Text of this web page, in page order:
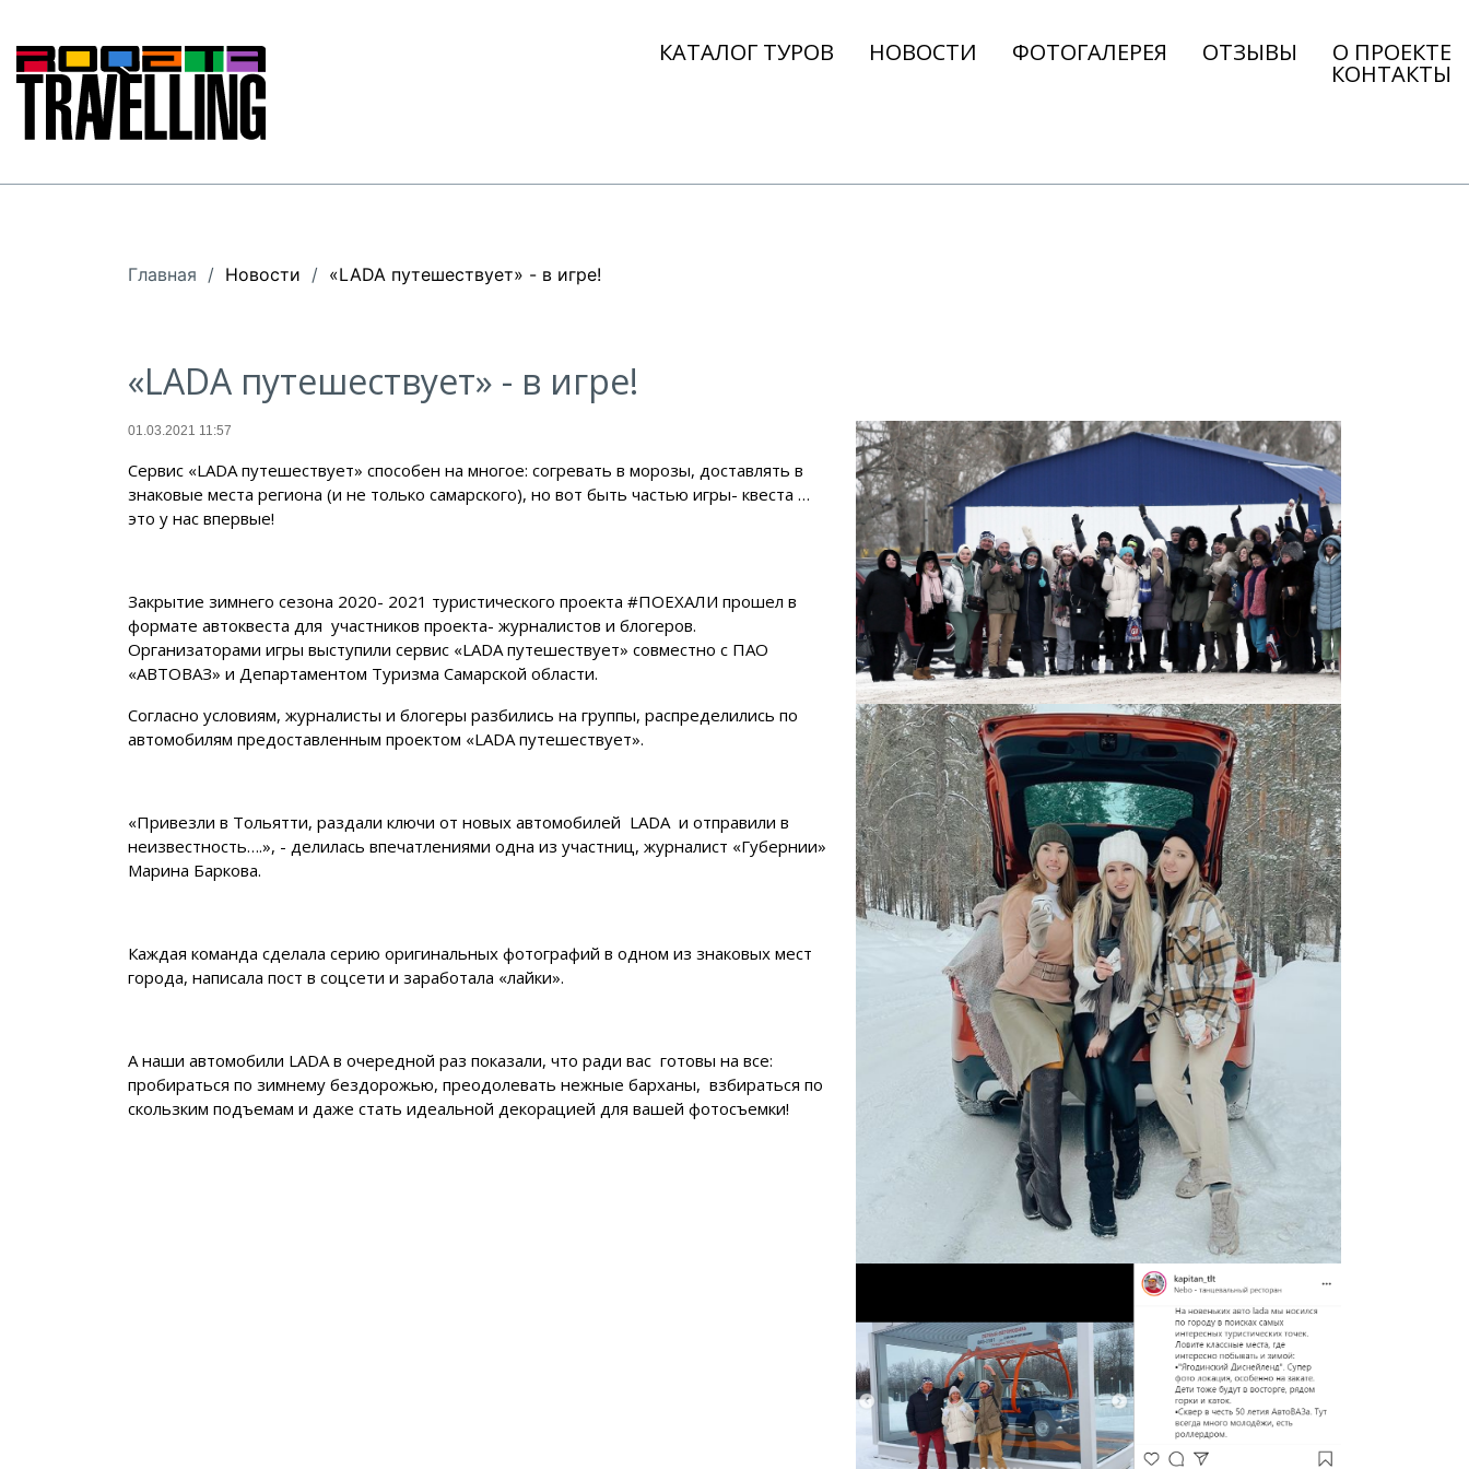
КАТАЛОГ ТУРОВ НОВОСТИ ФОТОГАЛЕРЕЯ ОТЗЫВЫ О ПРОЕКТЕ
КОНТАКТЫ
Главная / Новости / «LADA путешествует» - в игре!
«LADA путешествует» - в игре!
01.03.2021 11:57
Сервис «LADA путешествует» способен на многое: согревать в морозы, доставлять в
знаковые места региона (и не только самарского), но вот быть частью игры- квеста …
это у нас впервые!
Закрытие зимнего сезона 2020- 2021 туристического проекта #ПОЕХАЛИ прошел в
формате автоквеста для участников проекта- журналистов и блогеров.
Организаторами игры выступили сервис «LADA путешествует» совместно с ПАО
«АВТОВАЗ» и Департаментом Туризма Самарской области.
Согласно условиям, журналисты и блогеры разбились на группы, распределились по
автомобилям предоставленным проектом «LADA путешествует».
«Привезли в Тольятти, раздали ключи от новых автомобилей LADA и отправили в
неизвестность….», - делилась впечатлениями одна из участниц, журналист «Губернии»
Марина Баркова.
Каждая команда сделала серию оригинальных фотографий в одном из знаковых мест
города, написала пост в соцсети и заработала «лайки».
А наши автомобили LADA в очередной раз показали, что ради вас готовы на все:
пробираться по зимнему бездорожью, преодолевать нежные барханы, взбираться по
скользким подъемам и даже стать идеальной декорацией для вашей фотосъемки!